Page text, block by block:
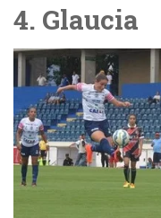
4. Glaucia